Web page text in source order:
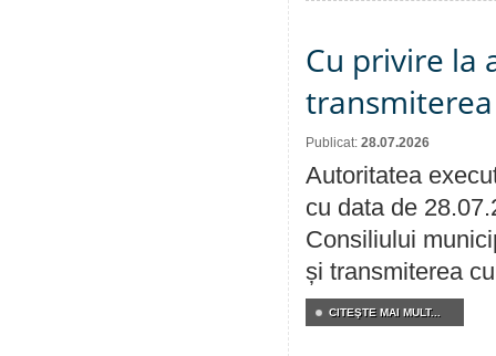
Cu privire la
Publicat: 28.07.2026
Autoritatea
cu data de
Consiliului
și transmiterea
CITEŞTE MAI MULT...